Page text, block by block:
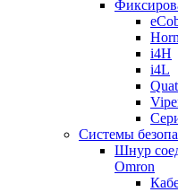
i4H
i4L
Системы
Шнур
Omron